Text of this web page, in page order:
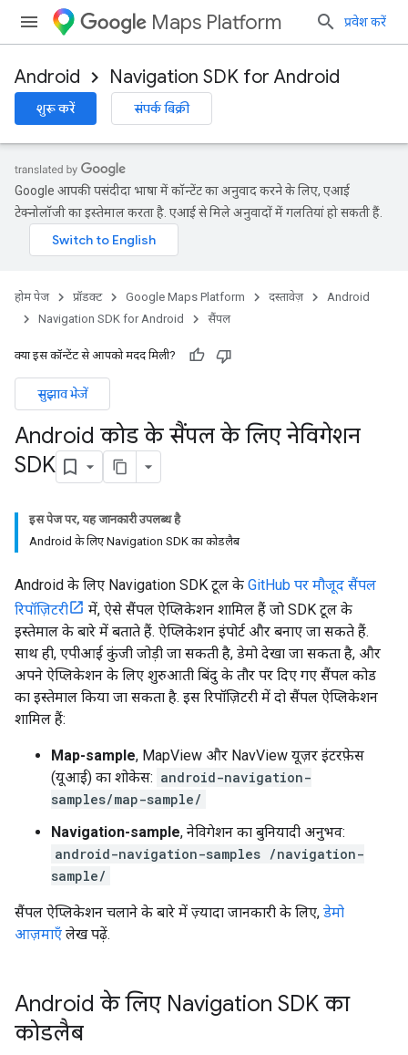
Maps Platform प्रवेश करें
Android Navigation SDK for Android
शुरू करें संपर्क बिक्री
Google आपकी पसंदीदा भाषा में कॉन्टेंट का अनुवाद करने के लिए, एआई
टेक्नोलॉजी का इस्तेमाल करता है. एआई से मिले अनुवादों में गलतियां हो सकती हैं.
होम पेज प्रॉडक्ट Google Maps Platform दस्तावेज़
Android
Navigation SDK for Android
सैंपल
क्या इस कॉन्टेंट से आपको मदद मिली?
सुझाव भेजें
Android कोड के सैंपल के लिए नेविगेशन
SDK
इस पेज पर, यह जानकारी उपलब्ध है
Android के लिए Navigation SDK का कोडलैब
Android के लिए Navigation SDK टूल के GitHub पर मौजूद सैंपल
रिपॉज़िटरी
में, ऐसे सैंपल ऐप्लिकेशन शामिल हैं जो SDK टूल के
इस्तेमाल के बारे में बताते हैं. ऐप्लिकेशन इंपोर्ट और बनाए जा सकते हैं.
साथ ही, एपीआई कुंजी जोड़ी जा सकती है, डेमो देखा जा सकता है, और
अपने ऐप्लिकेशन के लिए शुरुआती बिंदु के तौर पर दिए गए सैंपल कोड
का इस्तेमाल किया जा सकता है. इस रिपॉज़िटरी में दो सैंपल ऐप्लिकेशन
शामिल हैं:
Map-sample, MapView और NavView यूज़र इंटरफ़ेस
(यूआई) का शोकेस: android-navigation-
samples/map-sample/
Navigation-sample, नेविगेशन का बुनियादी अनुभव:
android-navigation-samples /navigation-
sample/
सैंपल ऐप्लिकेशन चलाने के बारे में ज़्यादा जानकारी के लिए, डेमो
आज़माएँ लेख पढ़ें.
Android के लिए Navigation SDK का
कोडलैब